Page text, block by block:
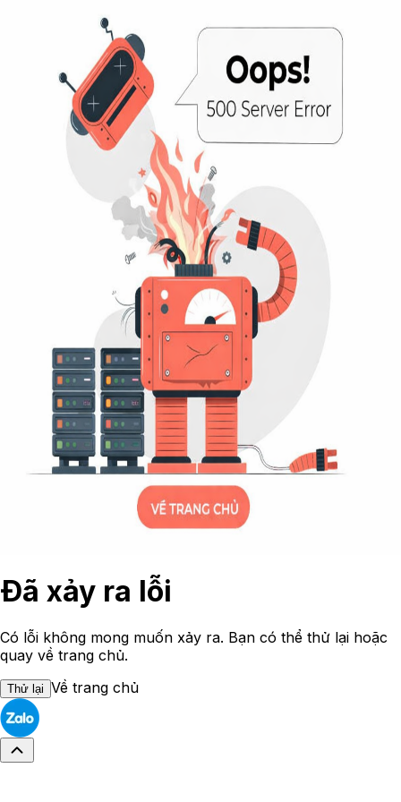
Đã xảy ra lỗi
Có lỗi không mong muốn xảy ra. Bạn có thể thử lại hoặc
quay về trang chủ.
Thử lại Về trang chủ